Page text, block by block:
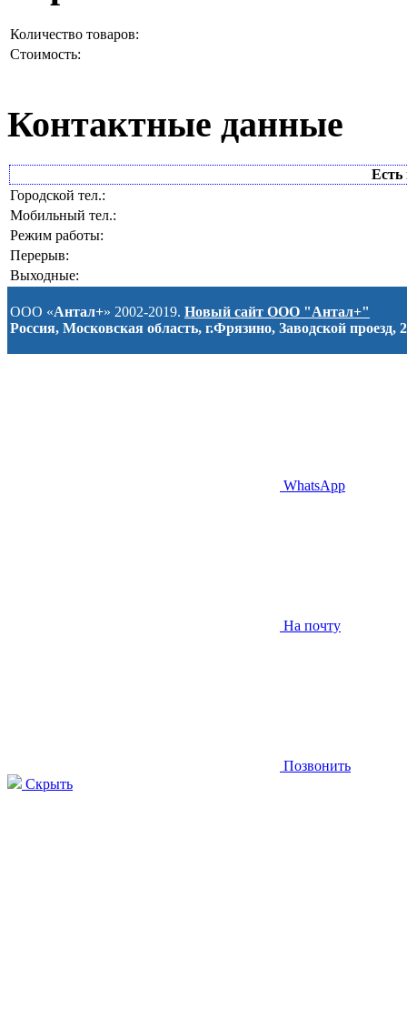
Количество товаров:
Стоимость:
Контактные данные
Есть
Городской тел.:
Мобильный тел.:
Режим работы:
Перерыв:
Выходные:
ООО «Антал+» 2002-2019. Новый сайт ООО "Антал+"
Россия, Московская область, г.Фрязино, Заводской проезд, 2
WhatsApp
На почту
Позвонить
Скрыть